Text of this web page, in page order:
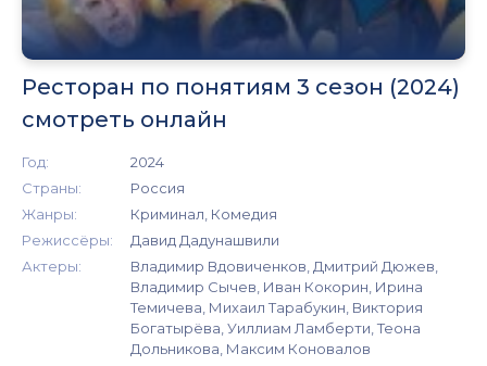
Ресторан по понятиям 3 сезон (2024)
смотреть онлайн
Год:
2024
Страны:
Россия
Жанры:
Криминал, Комедия
Режиссёры:
Давид Дадунашвили
Актеры:
Владимир Вдовиченков, Дмитрий Дюжев,
Владимир Сычев, Иван Кокорин, Ирина
Темичева, Михаил Тарабукин, Виктория
Богатырёва, Уиллиам Ламберти, Теона
Дольникова, Максим Коновалов